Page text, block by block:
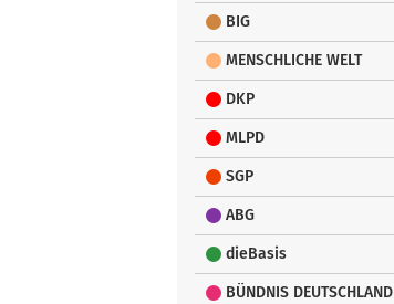
BIG
MENSCHLICHE WELT
DKP
MLPD
SGP
ABG
dieBasis
BÜNDNIS DEUTSCHLAND